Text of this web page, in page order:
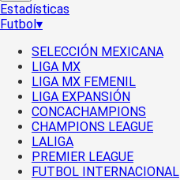
Estadísticas
Futbol▾
SELECCIÓN MEXICANA
LIGA MX
LIGA MX FEMENIL
LIGA EXPANSIÓN
CONCACHAMPIONS
CHAMPIONS LEAGUE
LALIGA
PREMIER LEAGUE
FUTBOL INTERNACIONAL